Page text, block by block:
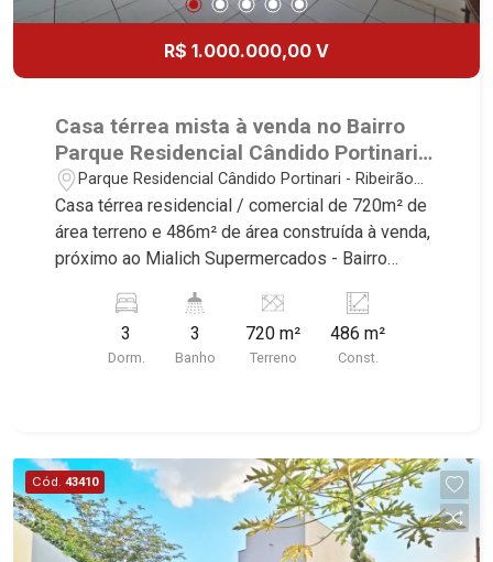
R$ 1.000.000,00 V
Casa térrea mista à venda no Bairro
Parque Residencial Cândido Portinari,
próximo ao Mialich Supermercados -
Ribeirão Preto/SP.
Parque Residencial Cândido Portinari - Ribeirão
Preto/SP
Casa térrea residencial / comercial de 720m² de
área terreno e 486m² de área construída à venda,
próximo ao Mialich Supermercados - Bairro
Preto/SP. Conheça as características deste
imóvel que a Martinelli Imobiliária selecionou
para você: - 720m² de área terreno e 486m² de
Quintal - Corredor lateral - Jardim - Varanda -
Acesso ao salão comercial nos fundos Martinelli
Imobiliária, referência no mercado imobiliário
desde 2000! Avenida João Fiúsa, 1051 - Alto da
3
Dorm.
3
Banho
720 m²
Terreno
486 m²
Const.
Cód. 43410